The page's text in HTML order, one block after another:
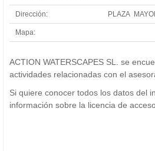
Dirección: PLAZA
Mapa:
−
ACTION WATERSCAPES SL. se
actividades relacionadas con el
Si quiere conocer todos los datos del
información sobre la licencia de